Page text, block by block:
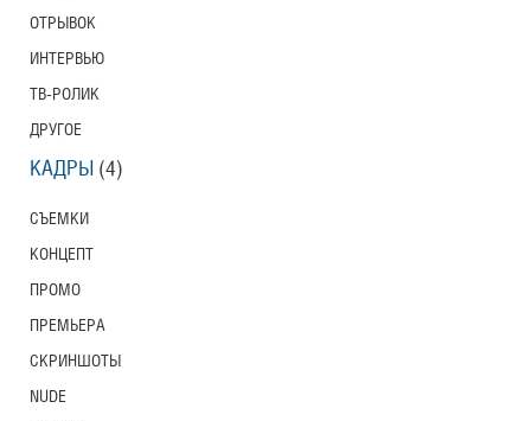
ОТРЫВОК
ИНТЕРВЬЮ
ТВ-РОЛИК
ДРУГОЕ
КАДРЫ (4)
СЪЕМКИ
КОНЦЕПТ
ПРОМО
ПРЕМЬЕРА
СКРИНШОТЫ
NUDE